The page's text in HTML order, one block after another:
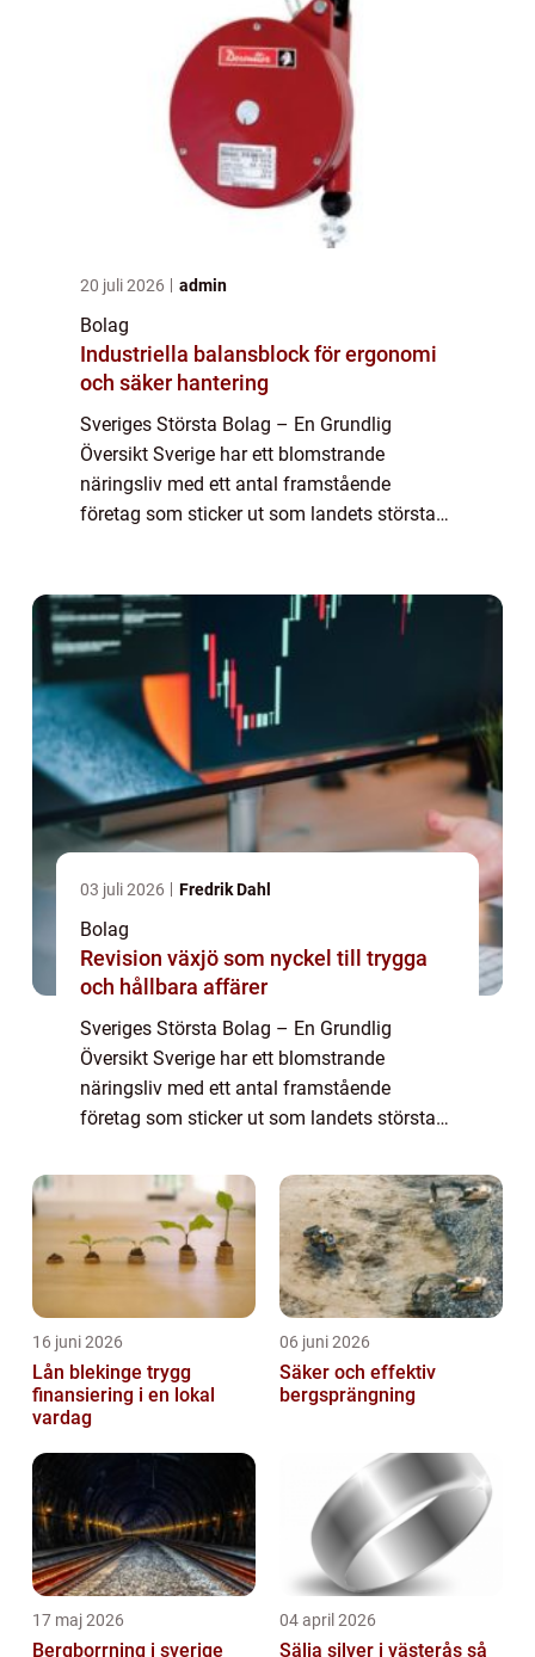
20 juli 2026 admin
Bolag
Industriella balansblock för ergonomi
och säker hantering
Sveriges Största Bolag – En Grundlig
Översikt Sverige har ett blomstrande
näringsliv med ett antal framstående
företag som sticker ut som landets största
Sve...
03 juli 2026 Fredrik Dahl
Bolag
Revision växjö som nyckel till trygga
och hållbara affärer
Sveriges Största Bolag – En Grundlig
Översikt Sverige har ett blomstrande
näringsliv med ett antal framstående
företag som sticker ut som landets största
fördjupande och högkvalitativ översikt över
Sve...
16 juni 2026
Lån blekinge trygg
finansiering i en lokal
vardag
06 juni 2026
Säker och effektiv
bergsprängning
17 maj 2026
Bergborrning i sverige
04 april 2026
Sälja silver i västerås så